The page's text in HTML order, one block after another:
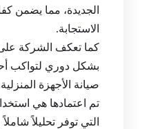
الجديدة، مما يضمن
الاستجابة.
كما تعكف الشركة
بشكل دوري لتواكب
صيانة الأجهزة
تم اعتمادها هي
التي توفر تحليلاً